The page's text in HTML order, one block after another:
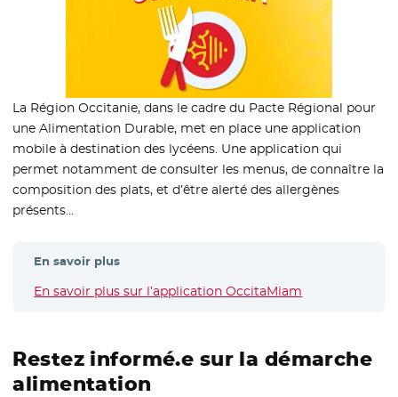
La Région Occitanie, dans le cadre du Pacte Régional pour
une Alimentation Durable, met en place une application
mobile à destination des lycéens. Une application qui
permet notamment de consulter les menus, de connaître la
composition des plats, et d’être alerté des allergènes
présents…
En savoir plus
En savoir plus sur l’application OccitaMiam
Restez informé.e sur la démarche
alimentation